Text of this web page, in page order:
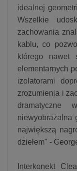
idealnej
Wszelkie
zachowania
kablu, co
którego nawet
elementarnych
izolatorami
zrozumienia i
dramatyczne
niewyobrażalna
największą
dziełem" -
Interkonekt